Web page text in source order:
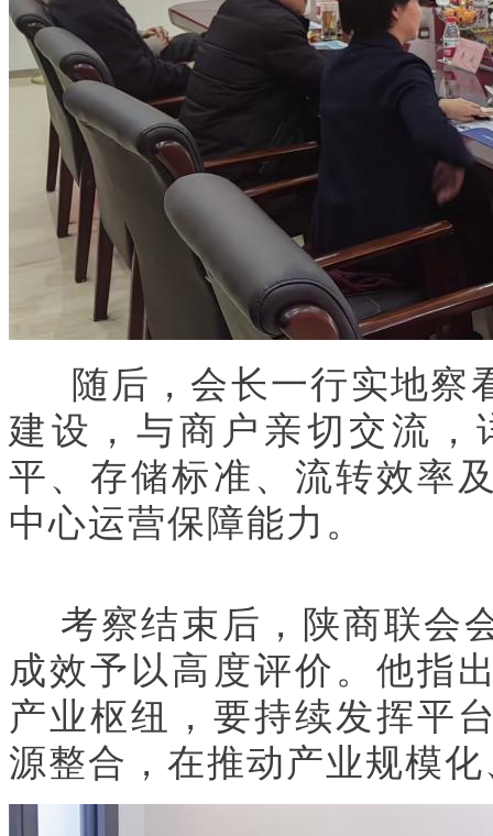
随后，会长一行实地察
建设，与商户亲切交流
平、存储标准、流转效率
中心运营保障能力。
考察结束后， 陕商联会
成效予以高度评价。他指
产业枢纽，要持续发挥平
源整合，在推动产业规模